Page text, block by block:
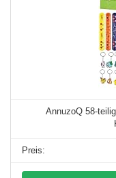
AnnuzoQ 58-